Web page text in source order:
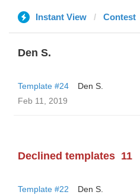
Instant View Contest
Den S.
Template #24
Den S.
Feb 11, 2019
Declined templates 11
Template #22
Den S.